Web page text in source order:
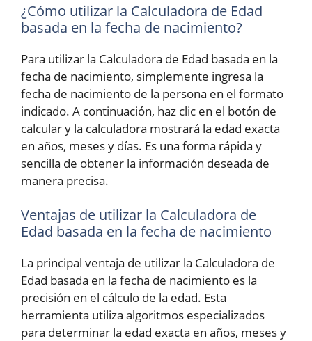
¿Cómo utilizar la Calculadora de Edad
basada en la fecha de nacimiento?
Para utilizar la Calculadora de Edad basada en la
fecha de nacimiento, simplemente ingresa la
fecha de nacimiento de la persona en el formato
indicado. A continuación, haz clic en el botón de
calcular y la calculadora mostrará la edad exacta
en años, meses y días. Es una forma rápida y
sencilla de obtener la información deseada de
manera precisa.
Ventajas de utilizar la Calculadora de
Edad basada en la fecha de nacimiento
La principal ventaja de utilizar la Calculadora de
Edad basada en la fecha de nacimiento es la
precisión en el cálculo de la edad. Esta
herramienta utiliza algoritmos especializados
para determinar la edad exacta en años, meses y